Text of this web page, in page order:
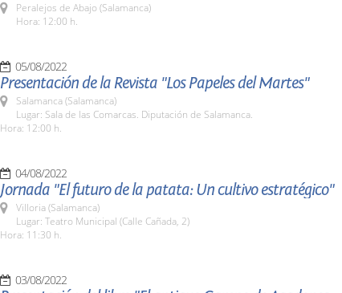
Peralejos de Abajo (Salamanca)
Hora: 12:00 h.
05/08/2022
Presentación de la Revista "Los Papeles del Martes"
Salamanca (Salamanca)
Lugar: Sala de las Comarcas. Diputación de Salamanca.
Hora: 12:00 h.
04/08/2022
Jornada "El futuro de la patata: Un cultivo estratégico"
Villoria (Salamanca)
Lugar: Teatro Municipal (Calle Cañada, 2)
Hora: 11:30 h.
03/08/2022